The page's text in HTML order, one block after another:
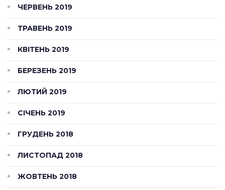
ЧЕРВЕНЬ 2019
ТРАВЕНЬ 2019
КВІТЕНЬ 2019
БЕРЕЗЕНЬ 2019
ЛЮТИЙ 2019
СІЧЕНЬ 2019
ГРУДЕНЬ 2018
ЛИСТОПАД 2018
ЖОВТЕНЬ 2018